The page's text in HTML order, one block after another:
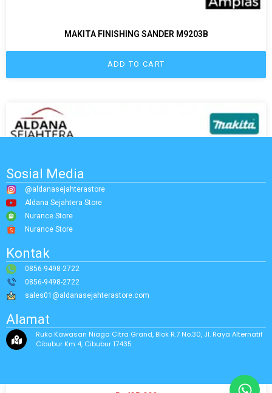
MAKITA FINISHING SANDER M9203B
ADD TO CART
Sosial Media
@aldanasejahterastore
Aldana Sejahtera Store
Nurance Store
Nurance Store
Kontak
0856-9498-2722
0856-9498-2722
sales01@aldanasejahterastore.com
Alamat
Ruko Kawasan Niaga Citra Grand, Blok R.7 No.30, Jl. Raya Alternatif
Cibubur Km 4, Cibubur 17435